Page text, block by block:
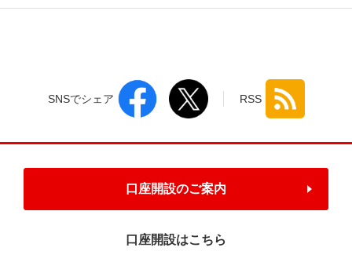
SNSでシェア RSS
口座開設のご案内
口座開設はこちら